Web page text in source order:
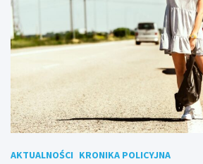
AKTUALNOŚCI KRONIKA POLICYJNA